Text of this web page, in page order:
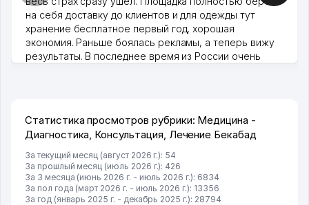
на себя доставку до клиентов и для одежды тут
хранение бесплатное первый год, хорошая
экономия. Раньше боялась рекламы, а теперь вижу
результаты. В последнее время из России очень
Статистика просмотров рубрики: Медицина -
Диагностика, Консультация, Лечение Бекабад
За текущий месяц (август 2026 г.): 54
За прошлый месяц (июль 2026 г.): 426
За 3 месяца (июнь 2026 г. - июль 2026 г.): 6834
За пол года (март 2026 г. - июль 2026 г.): 13356
За год (январь 2025 г. - декабрь 2025 г.): 28794